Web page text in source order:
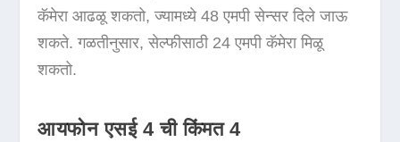
कॅमेरा आढळू शकतो, ज्यामध्ये 48 एमपी सेन्सर दिले जाऊ
शकते. गळतीनुसार, सेल्फीसाठी 24 एमपी कॅमेरा मिळू
शकतो.
आयफोन एसई 4 ची किंमत 4